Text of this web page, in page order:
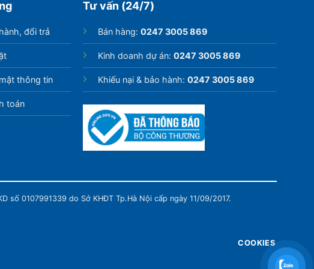
đổi trả
thông tin
toán
Tư vấn (24/7)
Bán hàng: 0247 3005 869
Kinh doanh dự án: 0247 3005 869
Khiếu nại & bảo hành: 0247 3005 869
số 0107991339 do Sở KHĐT Tp.Hà Nội cấp ngày 11/09/2017.
COOKIES